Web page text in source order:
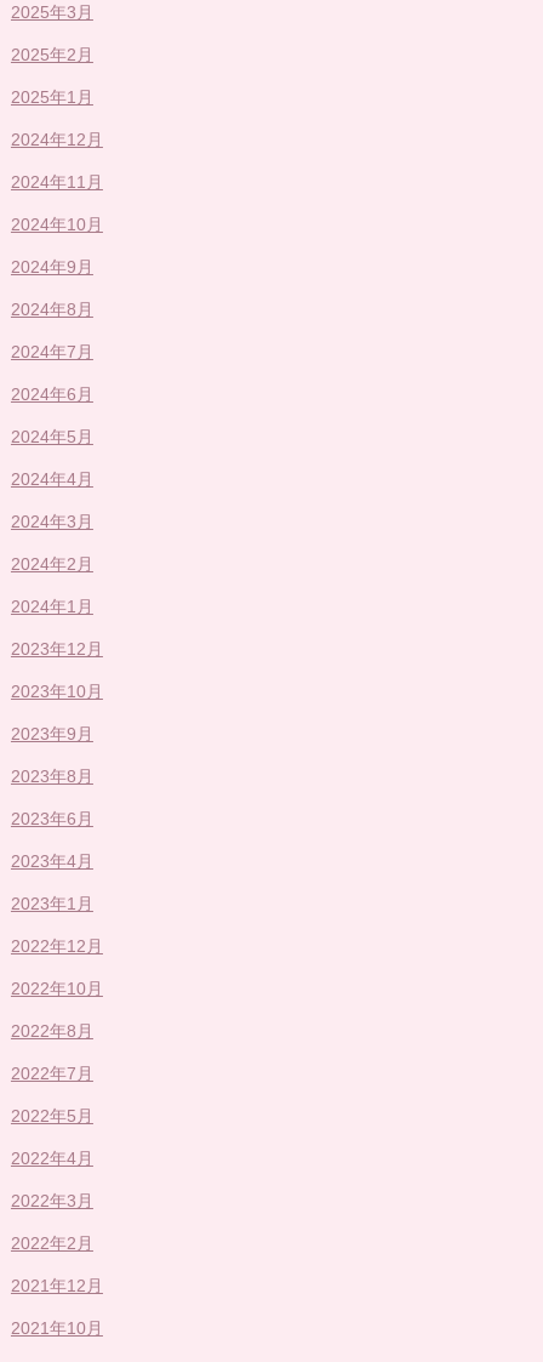
2025年3月
2025年2月
2025年1月
2024年12月
2024年11月
2024年10月
2024年9月
2024年8月
2024年7月
2024年6月
2024年5月
2024年4月
2024年3月
2024年2月
2024年1月
2023年12月
2023年10月
2023年9月
2023年8月
2023年6月
2023年4月
2023年1月
2022年12月
2022年10月
2022年8月
2022年7月
2022年5月
2022年4月
2022年3月
2022年2月
2021年12月
2021年10月